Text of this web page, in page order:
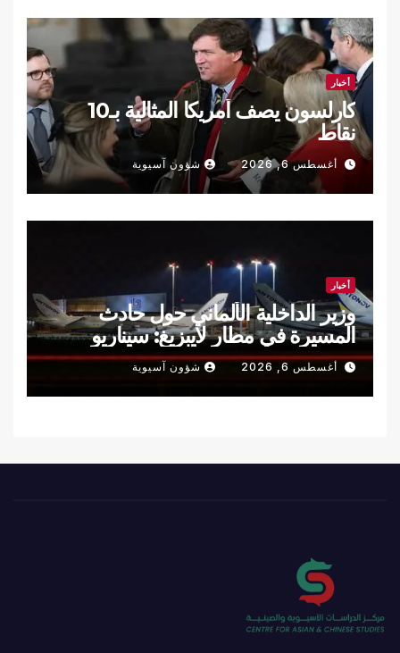
أخبار
كارلسون يصف أمريكا المثالية بـ10
نقاط
أغسطس 6, 2026 شؤون آسيوية
أخبار
وزير الداخلية الألماني حول حادث
المسيرة في مطار لايبزيغ: سيناريو
هجوم هجين
أغسطس 6, 2026 شؤون آسيوية